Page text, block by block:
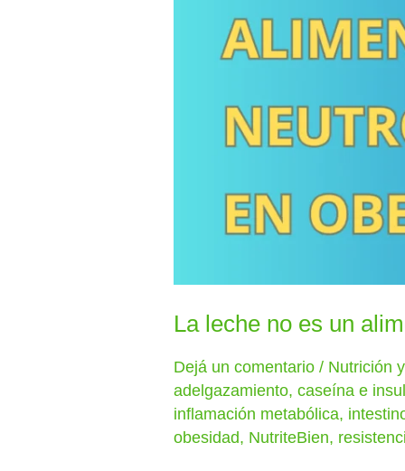
La leche no es un
Dejá un comentario / Nutrición
adelgazamiento,caseína e
inflamación metabólica,
obesidad, NutriteBien,
obesidad